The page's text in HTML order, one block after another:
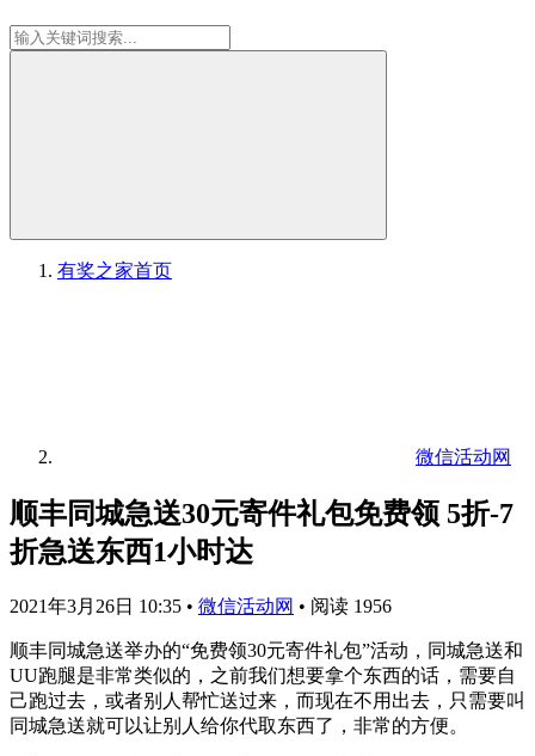
有奖之家首页
微信活动网
顺丰同城急送30元寄件礼包免费领 5折-7
折急送东西1小时达
2021年3月26日 10:35 • 微信活动网 • 阅读 1956
顺丰同城急送举办的“免费领30元寄件礼包”活动，同城急送和
UU跑腿是非常类似的，之前我们想要拿个东西的话，需要自
己跑过去，或者别人帮忙送过来，而现在不用出去，只需要叫
同城急送就可以让别人给你代取东西了，非常的方便。